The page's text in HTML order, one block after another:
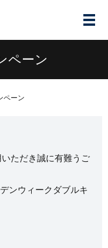
メ
ペーン
ペーン
ただき誠に有難うご
ンウィークダブルキ